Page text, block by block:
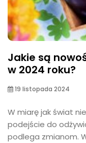
Jakie są
w 2024 roku?
19 listopada 2024
W miarę jak świat
podejście do
podlega zmianom.